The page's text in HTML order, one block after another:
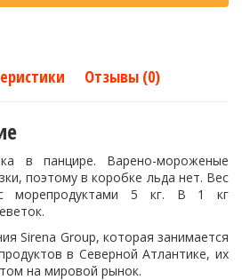
Отзывы (0)
в панцире. Варено-мороженые
поэтому в коробке льда нет. Вес
морепродуктами 5 кг. В 1 кг
Sirena Group, которая занимается
в Северной Атлантике, их
на мировой рынок.